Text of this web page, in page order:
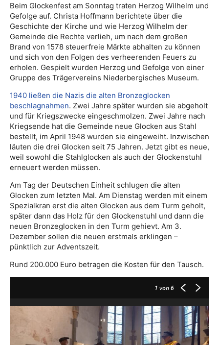
Beim Glockenfest am Sonntag traten Herzog Wilhelm und
Gefolge auf. Christa Hoffmann berichtete über die
Geschichte der Kirche und wie Herzog Wilhelm der
Gemeinde die Rechte verlieh, um nach dem großen
Brand von 1578 steuerfreie Märkte abhalten zu können
und sich von den Folgen des verheerenden Feuers zu
erholen. Gespielt wurden Herzog und Gefolge von einer
Gruppe des Trägervereins Niederbergisches Museum.
1940 ließen die Nazis die alten Bronzeglocken
beschlagnahmen. Zwei Jahre später wurden sie abgeholt
und für Kriegszwecke eingeschmolzen. Zwei Jahre nach
Kriegsende hat die Gemeinde neue Glocken aus Stahl
bestellt, im April 1948 wurden sie eingeweiht. Inzwischen
läuten die drei Glocken seit 75 Jahren. Jetzt gibt es neue,
weil sowohl die Stahlglocken als auch der Glockenstuhl
erneuert werden müssen.
Am Tag der Deutschen Einheit schlugen die alten
Glocken zum letzten Mal. Am Dienstag werden mit einem
Spezialkran erst die alten Glocken aus dem Turm geholt,
später dann das Holz für den Glockenstuhl und dann die
neuen Bronzeglocken in den Turm gehievt. Am 3.
Dezember sollen die neuen erstmals erklingen –
pünktlich zur Adventszeit.
Rund 200.000 Euro betragen die Kosten für den Tausch.
1 von 6